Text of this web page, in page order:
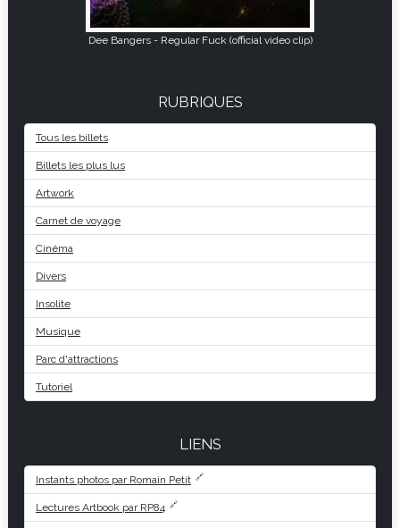
Dee Bangers - Regular Fuck (official video clip)
RUBRIQUES
Tous les billets
Billets les plus lus
Artwork
Carnet de voyage
Cinéma
Divers
Insolite
Musique
Parc d'attractions
Tutoriel
LIENS
Instants photos par Romain Petit
Lectures Artbook par RP84